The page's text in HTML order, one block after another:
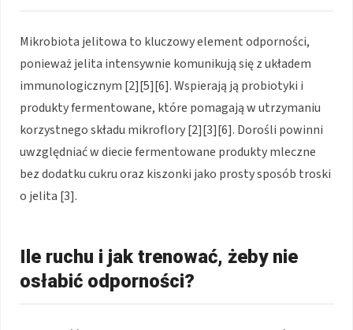
Mikrobiota jelitowa to kluczowy element odporności,
ponieważ jelita intensywnie komunikują się z układem
immunologicznym [2][5][6]. Wspierają ją probiotyki i
produkty fermentowane, które pomagają w utrzymaniu
korzystnego składu mikroflory [2][3][6]. Dorośli powinni
uwzględniać w diecie fermentowane produkty mleczne
bez dodatku cukru oraz kiszonki jako prosty sposób troski
o jelita [3].
Ile ruchu i jak trenować, żeby nie
osłabić odporności?